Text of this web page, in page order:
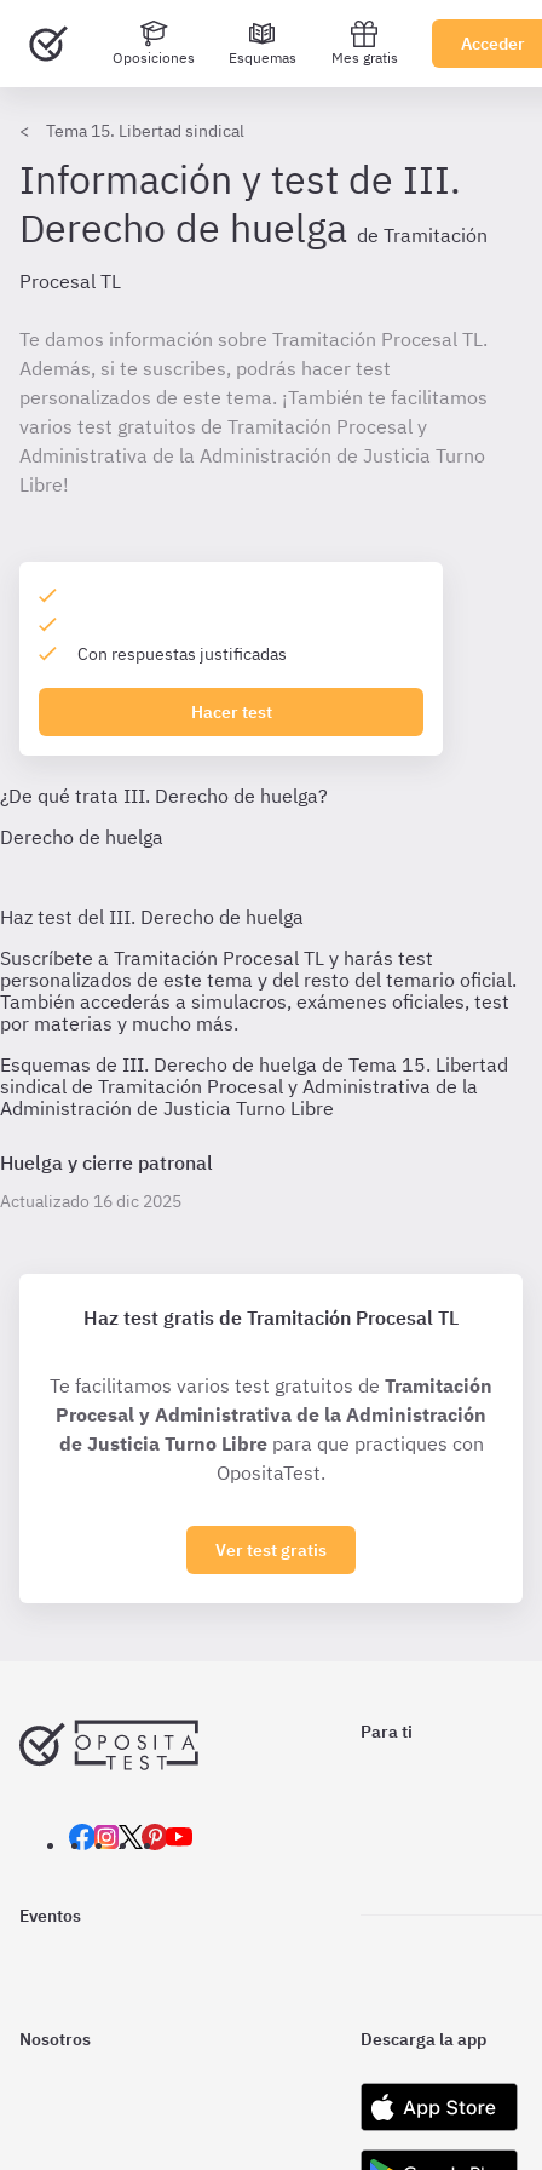
Oposiciones Esquemas Mes gratis
Acceder
Tema 15. Libertad sindical
Información y test de III.
Derecho de huelga de Tramitación
Procesal TL
Te damos información sobre Tramitación Procesal TL.
Además, si te suscribes, podrás hacer test
personalizados de este tema. ¡También te facilitamos
varios test gratuitos de Tramitación Procesal y
Administrativa de la Administración de Justicia Turno
Libre!
Con respuestas justificadas
Hacer test
Esquemas de III. Derecho de huelga de Tema 15. Libertad
sindical de Tramitación Procesal y Administrativa de la
Administración de Justicia Turno Libre
Huelga y cierre patronal
Actualizado 16 dic 2025
Haz test gratis de Tramitación Procesal TL
Te facilitamos varios test gratuitos de Tramitación
Procesal y Administrativa de la Administración
de Justicia Turno Librepara que practiques con
OpositaTest.
Ver test gratis
Para ti
Eventos
Nosotros Descarga la app